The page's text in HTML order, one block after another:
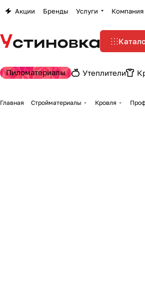
Акции Бренды Услуги Компания
Пиломатериалы Утеплители
Главная Стройматериалы Кровля